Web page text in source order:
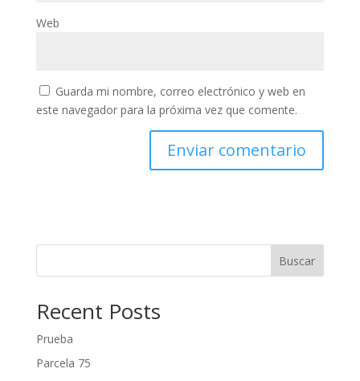
Web
Guarda mi nombre, correo electrónico y web en
este navegador para la próxima vez que comente.
Buscar
Recent Posts
Prueba
Parcela 75